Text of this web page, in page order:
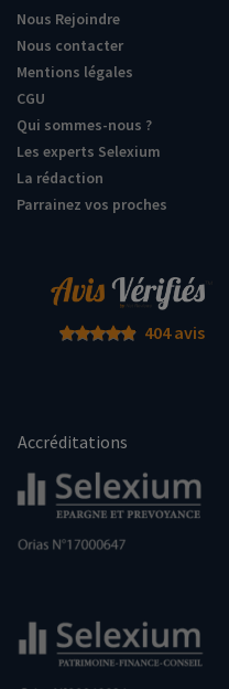
Nous Rejoindre
Nous contacter
Mentions légales
CGU
Qui sommes-nous ?
Les experts Selexium
La rédaction
Parrainez vos proches
404 avis
Accréditations